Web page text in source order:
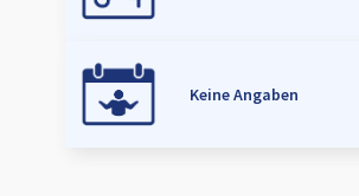
Keine Angaben